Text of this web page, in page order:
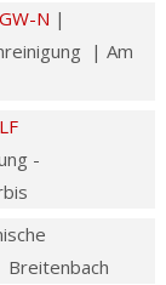
GW-N |
| Am
LF
-